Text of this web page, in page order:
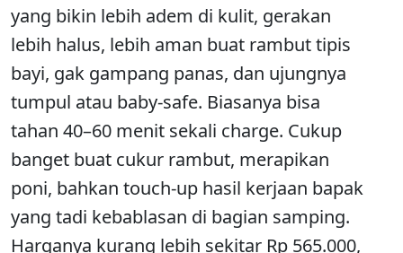
yang bikin lebih adem di kulit, gerakan
lebih halus, lebih aman buat rambut tipis
bayi, gak gampang panas, dan ujungnya
tumpul atau baby-safe. Biasanya bisa
tahan 40–60 menit sekali charge. Cukup
banget buat cukur rambut, merapikan
poni, bahkan touch-up hasil kerjaan bapak
yang tadi kebablasan di bagian samping.
Harganya kurang lebih sekitar Rp 565.000,